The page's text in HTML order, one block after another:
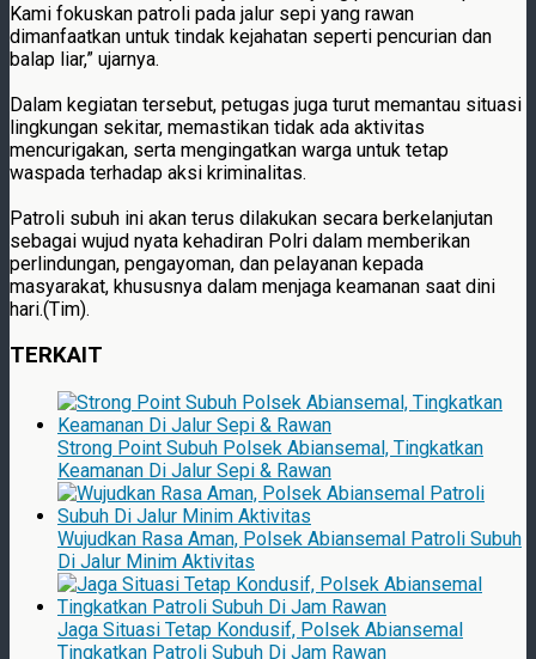
Kami fokuskan patroli pada jalur sepi yang rawan
dimanfaatkan untuk tindak kejahatan seperti pencurian dan
balap liar,” ujarnya.
Dalam kegiatan tersebut, petugas juga turut memantau situasi
lingkungan sekitar, memastikan tidak ada aktivitas
mencurigakan, serta mengingatkan warga untuk tetap
waspada terhadap aksi kriminalitas.
Patroli subuh ini akan terus dilakukan secara berkelanjutan
sebagai wujud nyata kehadiran Polri dalam memberikan
perlindungan, pengayoman, dan pelayanan kepada
masyarakat, khususnya dalam menjaga keamanan saat dini
hari.(Tim).
TERKAIT
Strong Point Subuh Polsek Abiansemal, Tingkatkan
Keamanan Di Jalur Sepi & Rawan
Wujudkan Rasa Aman, Polsek Abiansemal Patroli Subuh
Di Jalur Minim Aktivitas
Jaga Situasi Tetap Kondusif, Polsek Abiansemal
Tingkatkan Patroli Subuh Di Jam Rawan